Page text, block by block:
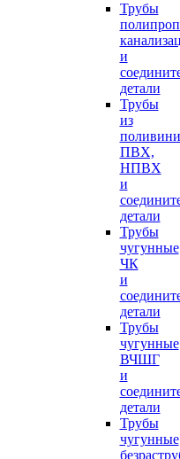
Трубы
и
детали
Трубы
из
ПВХ,
НПВХ
и
детали
Трубы
чугунные
ЧК
и
детали
Трубы
чугунные
ВЧШГ
и
детали
Трубы
чугунные